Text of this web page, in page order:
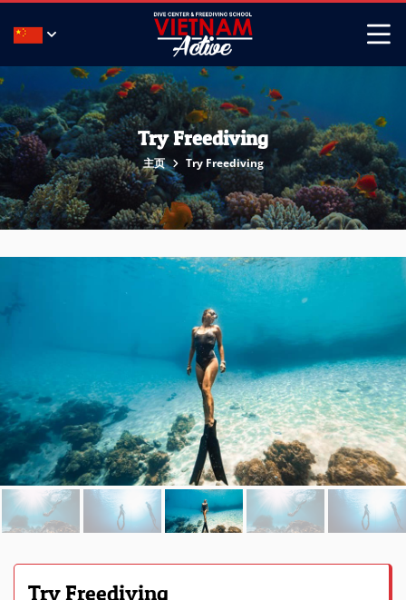
Try Freediving
主页 Try Freediving
Try Freediving